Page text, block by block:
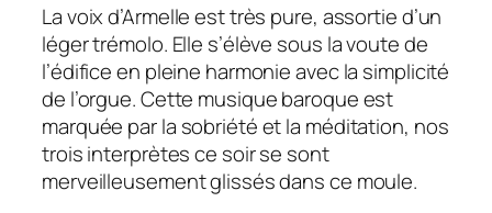
La voix d’Armelle est très pure, assortie d’un
léger trémolo. Elle s’élève sous la voute de
l’édifice en pleine harmonie avec la simplicité
de l’orgue. Cette musique baroque est
marquée par la sobriété et la méditation, nos
trois interprètes ce soir se sont
merveilleusement glissés dans ce moule.